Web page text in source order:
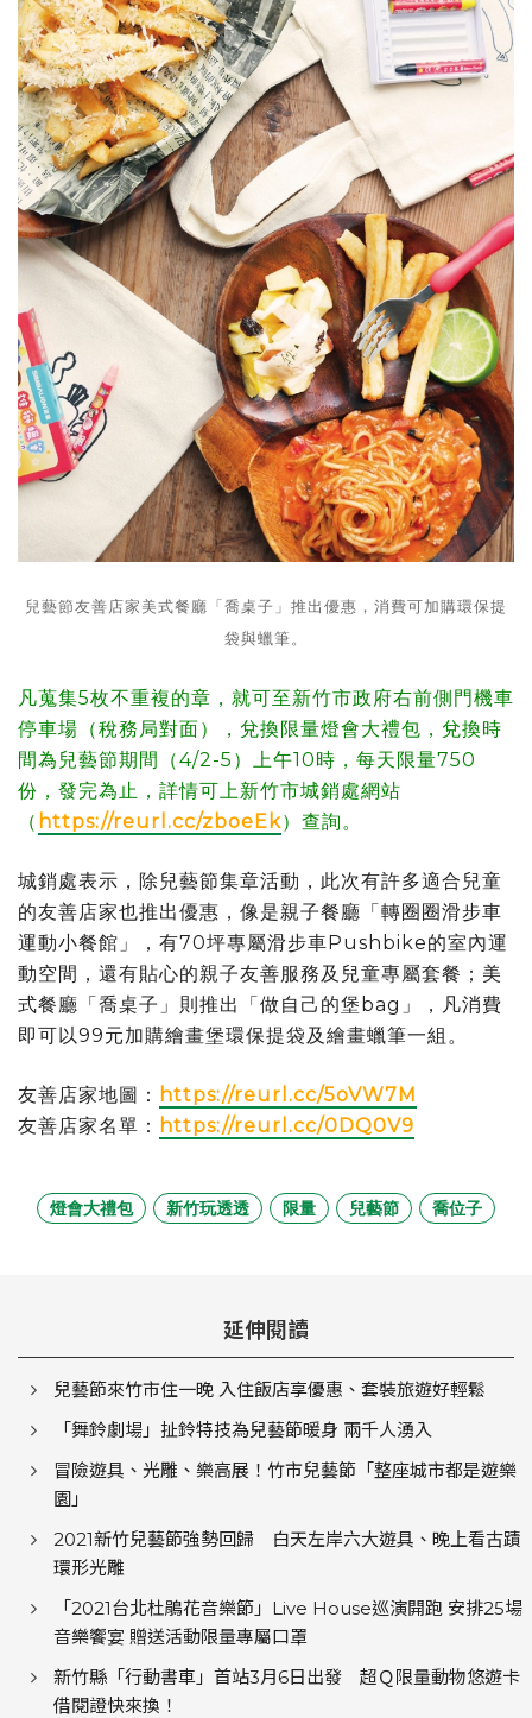
兒藝節友善店家美式餐廳「喬桌子」推出優惠，消費可加購環保提
袋與蠟筆。
凡蒐集5枚不重複的章，就可至新竹市政府右前側門機車
停車場（稅務局對面），兌換限量燈會大禮包，兌換時
間為兒藝節期間（4/2-5）上午10時，每天限量750
份，發完為止，詳情可上新竹市城銷處網站
（ https://reurl.cc/zboeEk）查詢。
城銷處表示，除兒藝節集章活動，此次有許多適合兒童
的友善店家也推出優惠，像是親子餐廳「轉圈圈滑步車
運動小餐館」，有70坪專屬滑步車Pushbike的室內運
動空間，還有貼心的親子友善服務及兒童專屬套餐；美
式餐廳「喬桌子」則推出「做自己的堡bag」，凡消費
即可以99元加購繪畫堡環保提袋及繪畫蠟筆一組。
友善店家地圖： https://reurl.cc/5oVW7M
友善店家名單： https://reurl.cc/0DQ0V9
燈會大禮包 新竹玩透透 限量 兒藝節 喬位子
延伸閱讀
兒藝節來竹市住一晚 入住飯店享優惠、套裝旅遊好輕鬆
「舞鈴劇場」扯鈴特技為兒藝節暖身 兩千人湧入
冒險遊具、光雕、樂高展！竹市兒藝節「整座城市都是遊樂
園」
2021新竹兒藝節強勢回歸 白天左岸六大遊具、晚上看古蹟
環形光雕
「2021台北杜鵑花音樂節」Live House巡演開跑 安排25場
音樂饗宴 贈送活動限量專屬口罩
新竹縣「行動書車」首站3月6日出發 超Ｑ限量動物悠遊卡
借閱證快來換！